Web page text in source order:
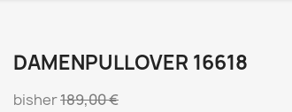
DAMENPULLOVER 16618
bisher189,00 €